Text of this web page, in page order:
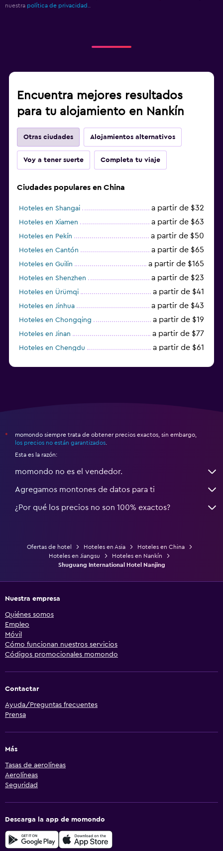
nuestra política de privacidad.
Encuentra mejores resultados
para tu alojamiento en Nankín
Otras ciudades Alojamientos alternativos
Voy a tener suerte Completa tu viaje
Ciudades populares en China
Hoteles en Shangai a partir de $32
Hoteles en Xiamen a partir de $63
Hoteles en Pekín a partir de $50
Hoteles en Cantón a partir de $65
Hoteles en Guilin a partir de $165
Hoteles en Shenzhen a partir de $23
Hoteles en Ürümqi a partir de $41
Hoteles en Jinhua a partir de $43
Hoteles en Chongqing a partir de $19
Hoteles en Jinan a partir de $77
Hoteles en Chengdu a partir de $61
*
momondo siempre trata de obtener precios exactos, sin embargo,
los precios no están garantizados
Esta es la razón:
momondo no es el vendedor.
Agregamos montones de datos para ti
¿Por qué los precios no son 100% exactos?
Ofertas de hotel Hoteles en Asia
Hoteles en China
Hoteles en Jiangsu
Hoteles en Nankín
Shuguang International Hotel Nanjing
Nuestra empresa
Quiénes somos
Empleo
Móvil
Cómo funcionan nuestros servicios
Códigos promocionales momondo
Contactar
Ayuda/Preguntas frecuentes
Prensa
Más
Tasas de aerolíneas
Aerolíneas
Seguridad
Descarga la app de momondo